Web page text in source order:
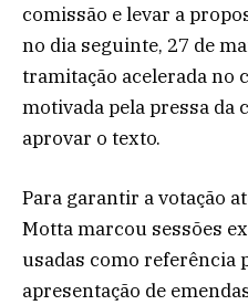
comissão e levar a
no dia seguinte, 27 de
tramitação acelerada no
motivada pela pressa da
aprovar o texto.
Para garantir a votação
Motta marcou sessões
usadas como referência
apresentação de